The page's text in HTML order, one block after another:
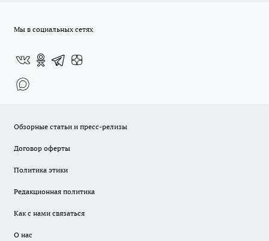
Мы в социальных сетях
Обзорные статьи и пресс-релизы
Договор оферты
Политика этики
Редакционная политика
Как с нами связаться
О нас